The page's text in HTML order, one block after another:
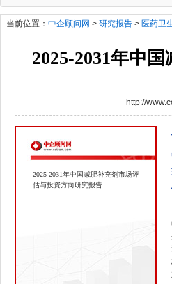
当前位置： 中企顾问网 > 研究报告 > 医药卫
2025-2031年中
http://
2025-2031年中国减肥补充剂市场评
估与投资方向研究报告